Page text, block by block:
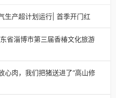
生产超计划运行| 首季开门红
生产超计划运行| 首季开门红济
年一季度，中国石化胜利油田
省淄博市第三届香椿文化旅游
省淄博市第三届香椿文化旅游
月18日，山东省淄博市第三届
心肉，我们把猪送进了“高山修
心肉，我们把猪送进了“高山修